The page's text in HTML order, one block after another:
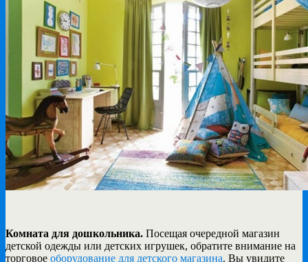
Комната для дошкольника. Посещая очередной магазин
детской одежды или детских игрушек, обратите внимание на
торговое оборудование для детского магазина. Вы увидите